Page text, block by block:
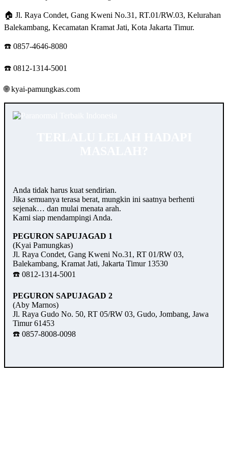
🏠 Jl. Raya Condet, Gang Kweni No.31, RT.01/RW.03, Kelurahan
Balekambang, Kecamatan Kramat Jati, Kota Jakarta Timur.
☎️ 0857-4646-8080
☎️ 0812-1314-5001
🌐 kyai-pamungkas.com
Anda tidak harus kuat sendirian.
Jika semuanya terasa berat, mungkin ini saatnya berhenti
sejenak… dan mulai menata arah.
Kami siap mendampingi Anda.
PEGURON SAPUJAGAD 1
(Kyai Pamungkas)
Jl. Raya Condet, Gang Kweni No.31, RT 01/RW 03,
Balekambang, Kramat Jati, Jakarta Timur 13530
☎️ 0812-1314-5001
PEGURON SAPUJAGAD 2
(Aby Marnos)
Jl. Raya Gudo No. 50, RT 05/RW 03, Gudo, Jombang, Jawa
Timur 61453
☎️ 0857-8008-0098